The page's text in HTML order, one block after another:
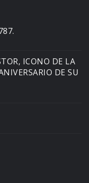
ICONO DE LA
DE SU